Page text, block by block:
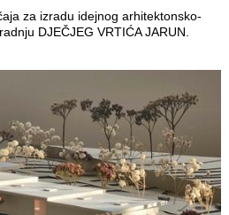
za izradu idejnog arhitektonsko-
DJEČJEG VRTIĆA JARUN.